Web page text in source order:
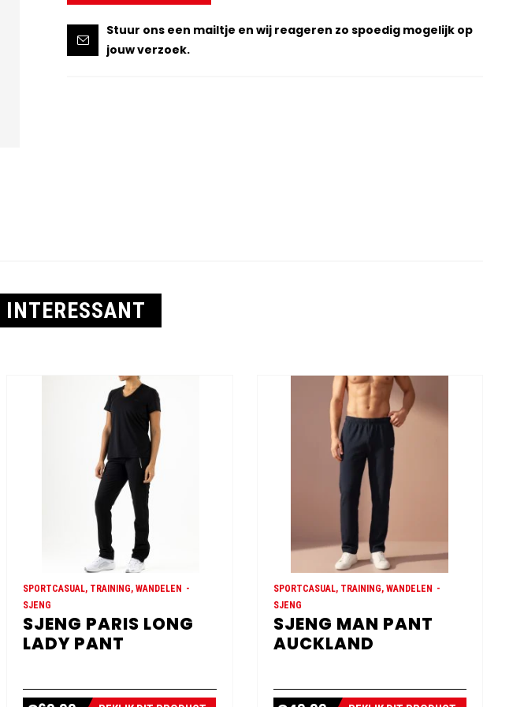
Stuur ons een mailtje en wij reageren zo spoedig mogelijk op
jouw verzoek.
SPORTCASUAL, TRAINING, WANDELEN
SJENG
SJENG PARIS LONG
LADY PANT
SPORTCASUAL, TRAINING, WANDELEN
SJENG
SJENG MAN PANT
AUCKLAND